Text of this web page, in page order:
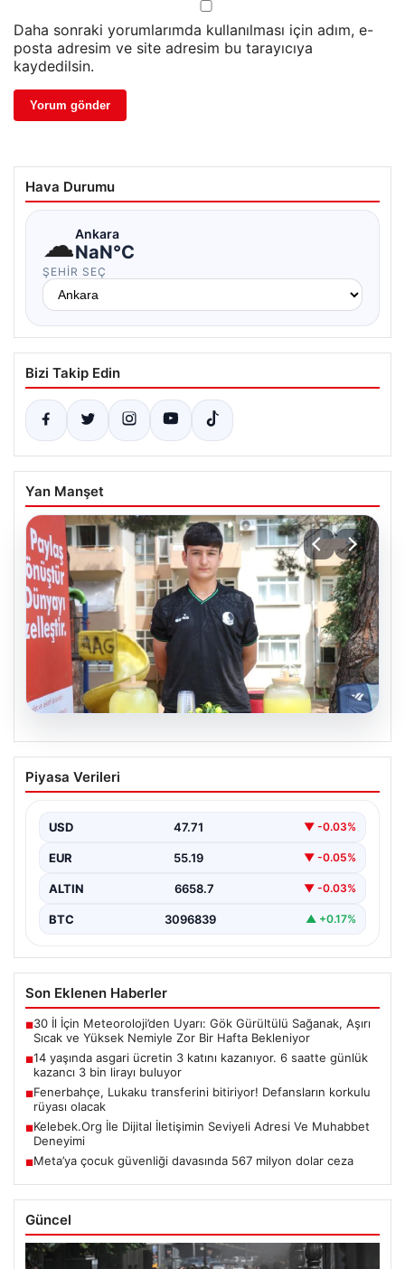
Daha sonraki yorumlarımda kullanılması için adım, e-
posta adresim ve site adresim bu tarayıcıya
kaydedilsin.
Hava Durumu
☁Ankara
NaN°C
ŞEHIR SEÇ
Bizi Takip Edin
Yan Manşet
14 yaşında asgari ücretin 3 katını
kazanıyor. 6 saatte günlük kazancı 3 bin
Piyasa Verileri
USD 47.71 ▼ -0.03%
EUR 55.19 ▼ -0.05%
ALTIN 6658.7 ▼ -0.03%
BTC 3096839 ▲ +0.17%
Son Eklenen Haberler
■30 İl İçin Meteoroloji’den Uyarı: Gök Gürültülü Sağanak, Aşırı
Sıcak ve Yüksek Nemiyle Zor Bir Hafta Bekleniyor
■14 yaşında asgari ücretin 3 katını kazanıyor. 6 saatte günlük
kazancı 3 bin lirayı buluyor
■Fenerbahçe, Lukaku transferini bitiriyor! Defansların korkulu
rüyası olacak
■Kelebek.Org İle Dijital İletişimin Seviyeli Adresi Ve Muhabbet
Deneyimi
■Meta’ya çocuk güvenliği davasında 567 milyon dolar ceza
Güncel